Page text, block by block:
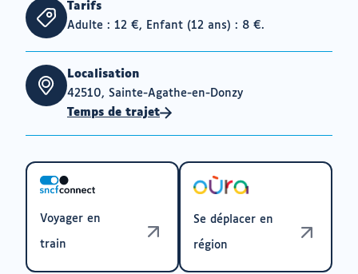
Tarifs
Adulte : 12 €, Enfant (12 ans) : 8 €.
Localisation
42510, Sainte-Agathe-en-Donzy
Temps de trajet
Voyager en
train
Se déplacer en
région